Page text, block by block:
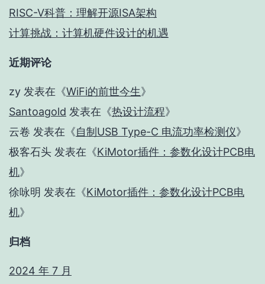
RISC-V科普：理解开源ISA架构
计算挑战：计算机硬件设计的机遇
近期评论
zy 发表在《WiFi的前世今生》
Santoagold 发表在《热设计流程》
云卷 发表在《自制USB Type-C 电流功率检测仪》
极客石头 发表在《KiMotor插件：参数化设计PCB电
机》
徐咏明 发表在《KiMotor插件：参数化设计PCB电
机》
归档
2024 年 7 月